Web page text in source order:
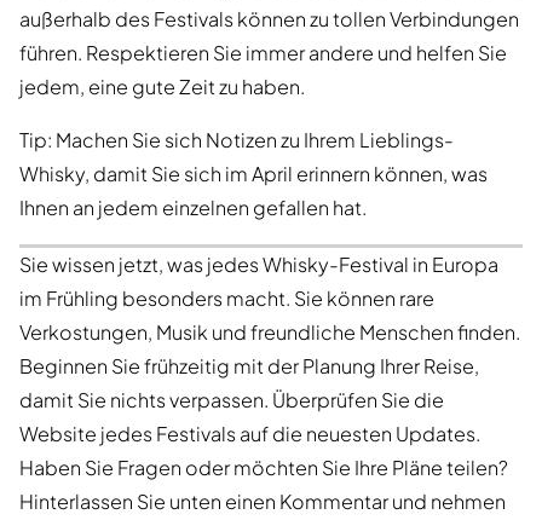
außerhalb des Festivals können zu tollen Verbindungen
führen. Respektieren Sie immer andere und helfen Sie
jedem, eine gute Zeit zu haben.
Tip: Machen Sie sich Notizen zu Ihrem Lieblings-
Whisky, damit Sie sich im April erinnern können, was
Ihnen an jedem einzelnen gefallen hat.
Sie wissen jetzt, was jedes Whisky-Festival in Europa
im Frühling besonders macht. Sie können rare
Verkostungen, Musik und freundliche Menschen finden.
Beginnen Sie frühzeitig mit der Planung Ihrer Reise,
damit Sie nichts verpassen. Überprüfen Sie die
Website jedes Festivals auf die neuesten Updates.
Haben Sie Fragen oder möchten Sie Ihre Pläne teilen?
Hinterlassen Sie unten einen Kommentar und nehmen